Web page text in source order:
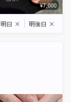
¥7,000
明日 × 明後日 ×